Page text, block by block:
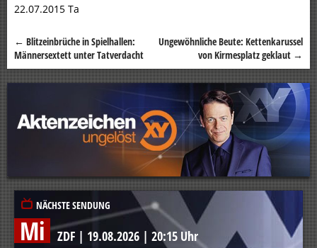
22.07.2015 Ta
Beitragsnavigation
← Blitzeinbrüche in Spielhallen:
Männersextett unter Tatverdacht
Ungewöhnliche Beute: Kettenkarussel
von Kirmesplatz geklaut →
NÄCHSTE SENDUNG
Mi ZDF | 19.08.2026 | 20:15 Uhr